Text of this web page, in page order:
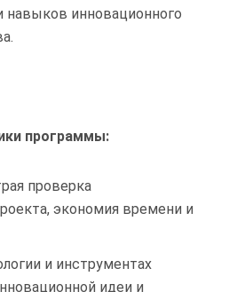
навыков инновационного
программы:
проверка
экономия времени и
и инструментах
идеи и